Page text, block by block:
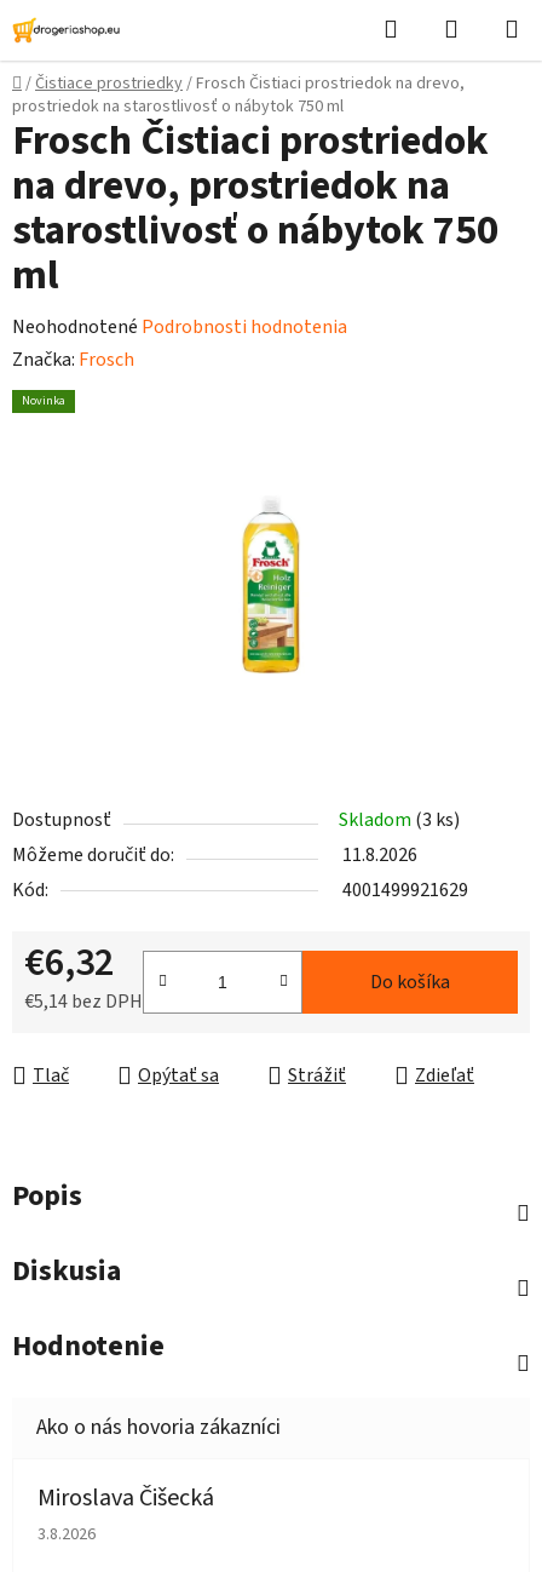
Prejsť
na
obsah
Hľadať
košík
Domov
/Čistiace prostriedky/Frosch Čistiaci prostriedok na drevo,
prostriedok na starostlivosť o nábytok 750 ml
Dostupnosť Skladom (3 ks)
Môžeme doručiť do:
11.8.2026
Kód:
4001499921629
€6,32
€5,14 bez DPH
Do košíka
Tlač Opýtať sa Strážiť Zdieľať
Frosch Čistiaci prostriedok
na drevo, prostriedok na
starostlivosť o nábytok 750
ml
Priemerné
hodnotenie
produktu
Neohodnotené Podrobnosti hodnotenia
Značka: Frosch
Novinka
Popis
Diskusia
Hodnotenie
Miroslava Čišecká
Hodnotenie obchodu je 1 z 5 hviezdičiek.
3.8.2026